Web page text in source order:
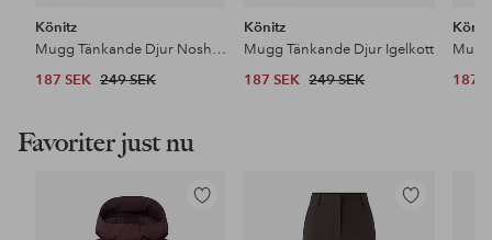
Könitz
Mugg Tänkande Djur Noshörningar
187 SEK 249 SEK
Könitz
Mugg Tänkande Djur Igelkott
187 SEK 249 SEK
187
Favoriter just nu
Lägg
Lägg